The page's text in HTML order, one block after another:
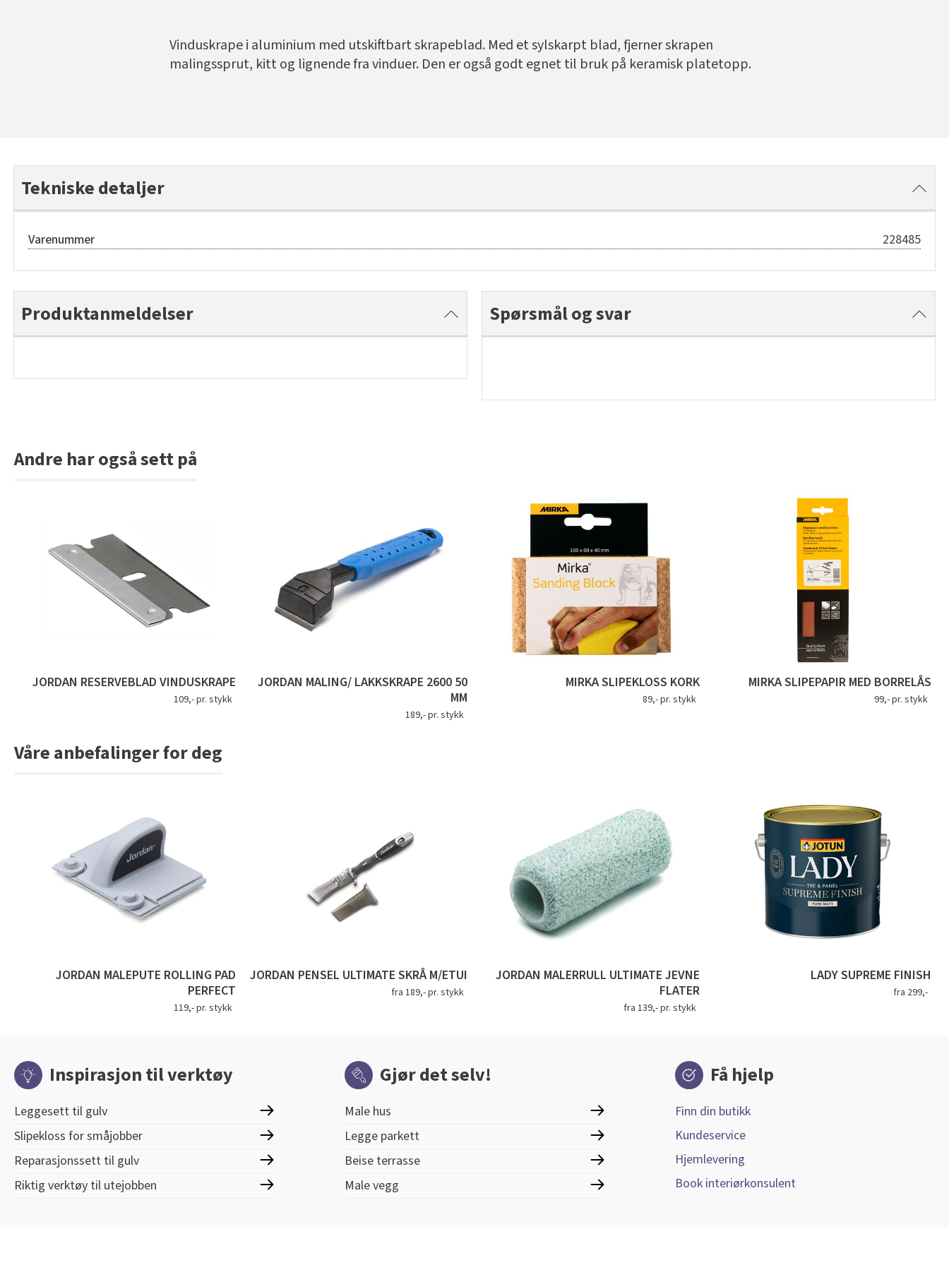
Vinduskrape i aluminium med utskiftbart skrapeblad. Med et sylskarpt blad, fjerner skrapen
malingssprut, kitt og lignende fra vinduer. Den er også godt egnet til bruk på keramisk platetopp.
Tekniske detaljer
Varenummer 228485
Produktanmeldelser Spørsmål og svar
Andre har også sett på
JORDAN RESERVEBLAD VINDUSKRAPE
109,- pr. stykk
JORDAN MALING/ LAKKSKRAPE 2600 50
MM
189,- pr. stykk
MIRKA SLIPEKLOSS KORK
89,- pr. stykk
MIRKA SLIPEPAPIR MED BORRELÅS
99,- pr. stykk
Våre anbefalinger for deg
JORDAN MALEPUTE ROLLING PAD
PERFECT
119,- pr. stykk
JORDAN PENSEL ULTIMATE SKRÅ M/ETUI
fra 189,- pr. stykk
JORDAN MALERRULL ULTIMATE JEVNE
FLATER
fra 139,- pr. stykk
LADY SUPREME FINISH
fra 299,-
Inspirasjon til verktøy
Leggesett til gulv
Slipekloss for småjobber
Reparasjonssett til gulv
Riktig verktøy til utejobben
Gjør det selv!
Male hus
Legge parkett
Beise terrasse
Male vegg
Få hjelp
Finn din butikk
Kundeservice
Hjemlevering
Book interiørkonsulent